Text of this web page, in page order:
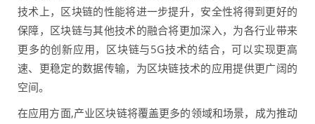
技术上，区块链的性能将进一步提升，安全性将得到更好的
保障，区块链与其他技术的融合将更加深入，为各行业带来
更多的创新应用，区块链与5G技术的结合，可以实现更高
速、更稳定的数据传输，为区块链技术的应用提供更广阔的
空间。
在应用方面,产业区块链将覆盖更多的领域和场景，成为推动